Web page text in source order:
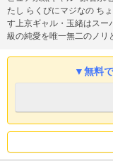
たし らくぴにマジなの ち
す上京ギャル・玉緒はスー
級の純愛を唯一無二のノリ
▼無料